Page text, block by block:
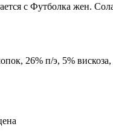
с Футболка жен.
26% п/э, 5%